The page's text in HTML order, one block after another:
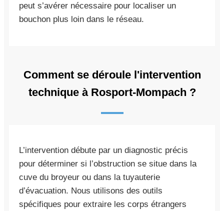
peut s’avérer nécessaire pour localiser un
bouchon plus loin dans le réseau.
Comment se déroule l'intervention
technique à Rosport-Mompach ?
L’intervention débute par un diagnostic précis
pour déterminer si l’obstruction se situe dans la
cuve du broyeur ou dans la tuyauterie
d’évacuation. Nous utilisons des outils
spécifiques pour extraire les corps étrangers